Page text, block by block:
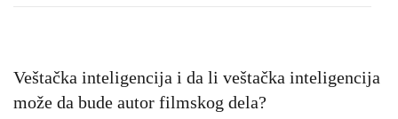
Veštačka inteligencija i da li veštačka inteligencija
može da bude autor filmskog dela?